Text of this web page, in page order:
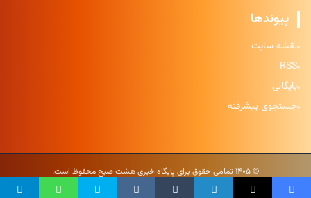
پیوندها
نقشه سایت
RSS
بایگانی
جستجوی پیشرفته
© ۱۴۰۵ تمامی حقوق برای پایگاه خبری هشت صبح محفوظ است.
حریم خصوصی|شرایط استفاده نقشه سایت